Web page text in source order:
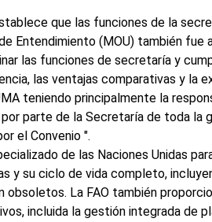
que las funciones de la
Entendimiento (MOU) también fue
las funciones de secretaría y
las ventajas comparativas y la
teniendo principalmente la
parte de la Secretaría de toda la
el Convenio ".
de las Naciones Unidas
y su ciclo de vida completo,
La FAO también
incluida la gestión integrada de